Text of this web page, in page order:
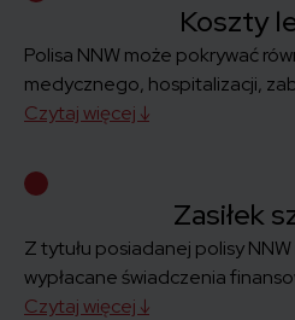
Koszty
Polisa NNW może pokrywać
medycznego, hospitalizacji,
Czytaj więcej ↓
Zasiłek
Z tytułu posiadanej polisy
wypłacane świadczenia
Czytaj więcej ↓